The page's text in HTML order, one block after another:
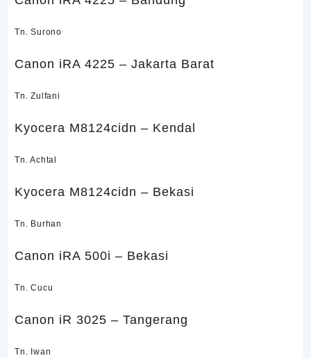
Tn. Surono
Canon iRA 4225 – Jakarta Barat
Tn. Zulfani
Kyocera M8124cidn – Kendal
Tn. Achtal
Kyocera M8124cidn – Bekasi
Tn. Burhan
Canon iRA 500i – Bekasi
Tn. Cucu
Canon iR 3025 – Tangerang
Tn. Iwan